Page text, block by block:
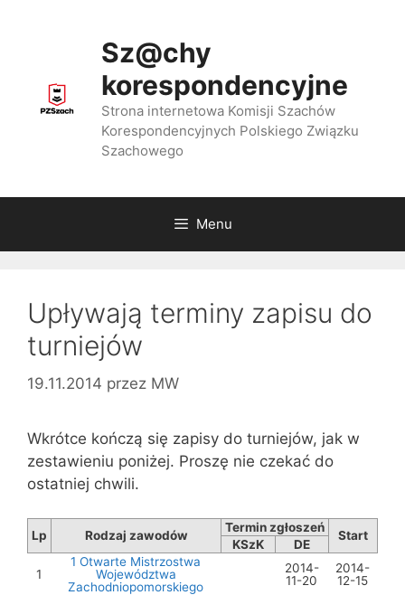
Sz@chy
korespondencyjne
Strona internetowa Komisji Szachów
Korespondencyjnych Polskiego Związku
Szachowego
Menu
Upływają terminy zapisu do
turniejów
19.11.2014 przez MW
Wkrótce kończą się zapisy do turniejów, jak w
zestawieniu poniżej. Proszę nie czekać do
ostatniej chwili.
Lp Rodzaj zawodów
Termin zgłoszeń
Start
KSzK DE
1
1 Otwarte Mistrzostwa
Województwa
Zachodniopomorskiego
2014-
11-20
2014-
12-15